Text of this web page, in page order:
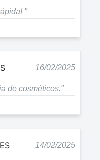
"
16/02/2025
de cosméticos."
14/02/2025